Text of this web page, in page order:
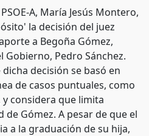
A, María Jesús Montero,
la decisión del juez
a Begoña Gómez,
Gobierno, Pedro Sánchez.
decisión se basó en
de casos puntuales, como
considera que limita
Gómez. A pesar de que el
a la graduación de su hija,